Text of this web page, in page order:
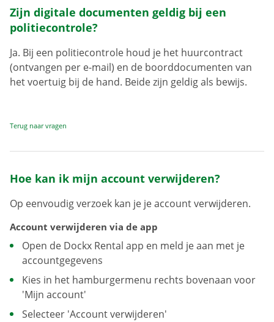
Zijn digitale documenten geldig bij een
politiecontrole?
Ja. Bij een politiecontrole houd je het huurcontract
(ontvangen per e-mail) en de boorddocumenten van
het voertuig bij de hand. Beide zijn geldig als bewijs.
Terug naar vragen
Hoe kan ik mijn account verwijderen?
Op eenvoudig verzoek kan je je account verwijderen.
Account verwijderen via de app
Open de Dockx Rental app en meld je aan met je
accountgegevens
Kies in het hamburgermenu rechts bovenaan voor
'Mijn account'
Selecteer 'Account verwijderen'